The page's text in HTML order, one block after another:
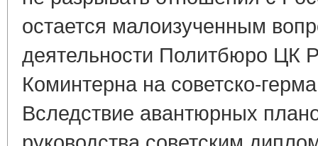
остается малоизученным
деятельности Политбюро ЦК
Коминтерна на советско-
Вследствие авантюрных